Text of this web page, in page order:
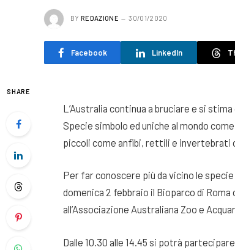
BY REDAZIONE 30/01/2020
Facebook LinkedIn
SHARE
L’Australia continua a bruciare e si
Specie simbolo ed uniche al mondo
piccoli come anfibi, rettili e invertebrati
Per far conoscere più da vicino le
domenica 2 febbraio il Bioparco di
all’Associazione Australiana Zoo e
Dalle 10.30 alle 14.45 si potrà